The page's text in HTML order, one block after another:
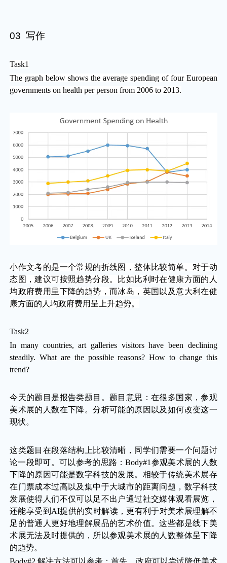
03 写作
Task1
The graph below shows the average spending of four European
governments on health per person from 2006 to 2013.
小作文考的是一个常规的折线图，整体比较简单。对于动
态图，建议可按照趋势分段。比如比利时在健康方面的人
均政府费用呈下降的趋势，而冰岛，英国以及意大利在健
康方面的人均政府费用呈上升趋势。
Task2
In many countries, art galleries visitors have been declining
steadily. What are the possible reasons? How to change this
trend?
今天的题目是报告类题目。题目意思：在很多国家，参观
美术展的人数在下降。分析可能的原因以及如何改变这一
现状。
这类题目在段落结构上比较清晰，同学们需要一个问题讨
论一段即可。可以参考的思路：Body#1参观美术展的人数
下降的原因可能是数字科技的发展。相较于传统美术展存
在门票成本过高以及集中于大城市的距离问题，数字科技
发展使得人们不仅可以足不出户通过社交媒体观看展览，
还能享受到AI提供的实时解读，更有利于对美术展理解不
足的普通人更好地理解展品的艺术价值。这些都是线下美
术展无法及时提供的，所以参观美术展的人数整体呈下降
的趋势。